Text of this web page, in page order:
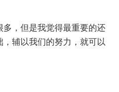
多，但是我觉得最重要的还
辅以我们的努力，就可以